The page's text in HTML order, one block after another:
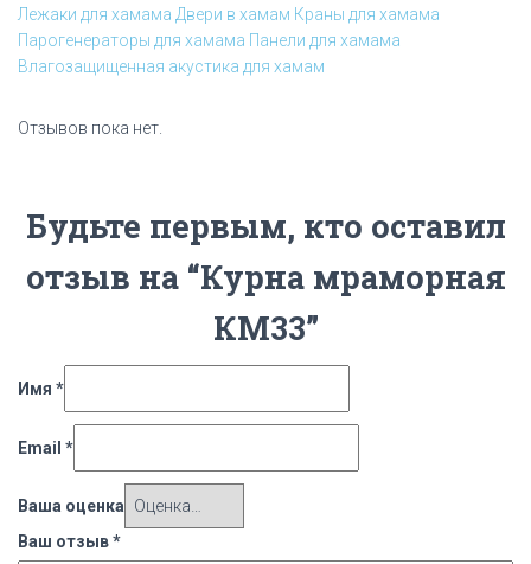
Лежаки для хамама Двери в хамам Краны для хамама
Парогенераторы для хамама Панели для хамама
Влагозащищенная акустика для хамам
Отзывов пока нет.
Будьте первым, кто оставил
отзыв на “Курна мраморная
КМ33”
Имя *
Email *
Ваша оценка
Ваш отзыв*